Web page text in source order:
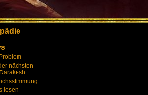
nächsten
lesen